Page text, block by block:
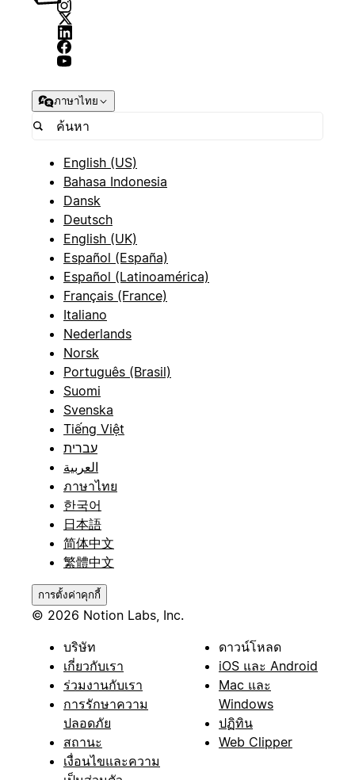
ภาษาไทย
English (US)
Bahasa Indonesia
Dansk
Deutsch
English (UK)
Español (España)
Español (Latinoamérica)
Français (France)
Italiano
Nederlands
Norsk
Português (Brasil)
Suomi
Svenska
Tiếng Việt
עברית
العربية
ภาษาไทย
한국어
日本語
简体中文
繁體中文
การตั้งค่าคุกกี้
© 2026 Notion Labs, Inc.
บริษัท
เกี่ยวกับเรา
ร่วมงานกับเรา
การรักษาความ
ปลอดภัย
สถานะ
เงื่อนไขและความ
ดาวน์โหลด
iOS และ Android
Mac และ
Windows
ปฏิทิน
Web Clipper